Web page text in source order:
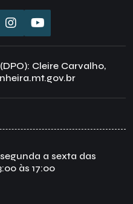
Cleire Carvalho,
a sexta das
às 17:00